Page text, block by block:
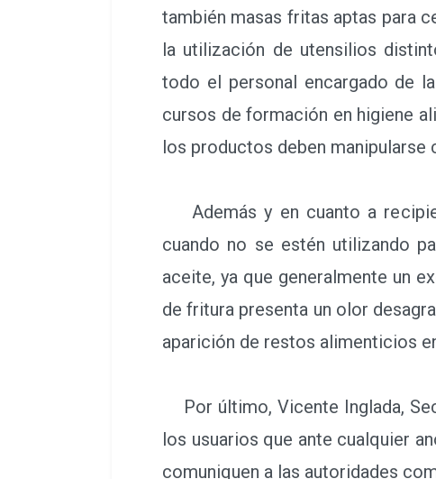
también masas fritas aptas para
la utilización de utensilios
todo el personal encargado de
cursos de formación en higiene
los productos deben manipularse
Además y en cuanto a
cuando no se estén utilizando
aceite, ya que generalmente un
de fritura presenta un olor
aparición de restos alimenticios
Por último, Vicente Inglada,
los usuarios que ante cualquier
comuniquen a las autoridades